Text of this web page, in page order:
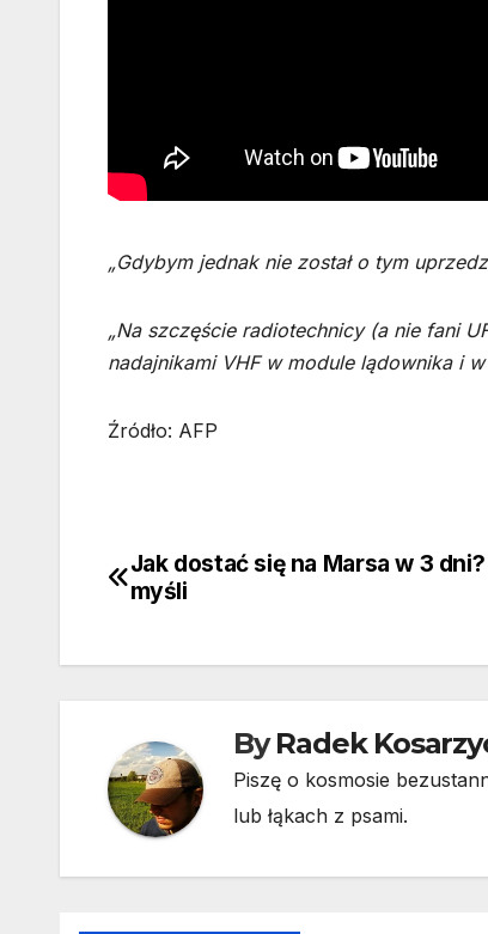
„Gdybym jednak nie został o tym
„Na szczęście radiotechnicy (a nie fani
nadajnikami VHF w module lądownika i
Źródło: AFP
Nawigacja
Jak dostać się na Marsa w 3 dni?
myśli
ByRadek
Piszę o kosmosie
lub łąkach z psami.